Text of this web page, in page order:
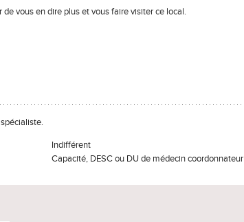
de vous en dire plus et vous faire visiter ce local.
Indifférent
Capacité, DESC ou DU de médecin coordonnateur